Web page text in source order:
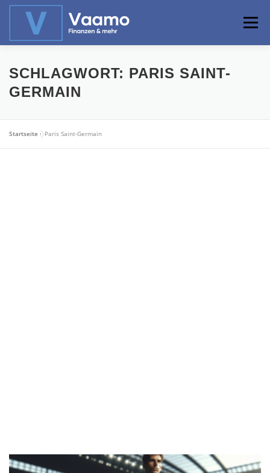
Zum
Menü
ABOUT ONLINE-RECHNER BASISWISSEN
SCHLAGWORT: PARIS SAINT-
GERMAIN
Startseite »Paris Saint-Germain